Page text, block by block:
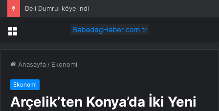
Deli Dumrul köye indi
Menü
Anasayfa / Ekonomi
Ekonomi
Arçelik’ten Konya’da İki Yeni